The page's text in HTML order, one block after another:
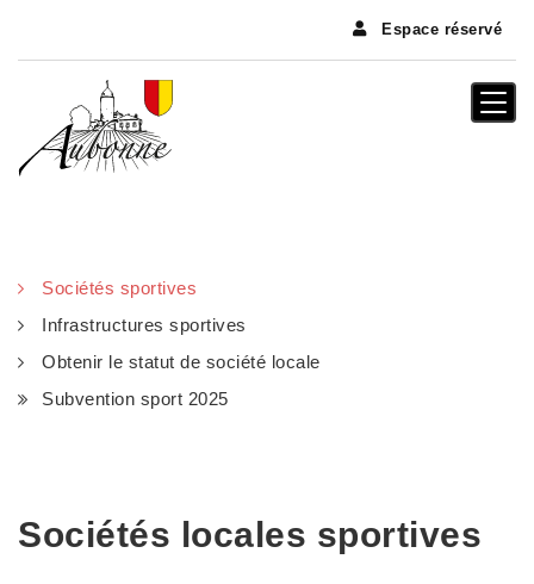
Espace réservé
Sociétés sportives
Infrastructures sportives
Obtenir le statut de société locale
Subvention sport 2025
Sociétés locales sportives